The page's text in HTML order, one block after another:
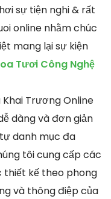
sự tiện nghi & rất
online nhằm chúc
mang lại sự kiện
Tươi Công Nghệ
Trương Online
dàng và đơn giản
danh mục đa
tôi cung cấp các
thiết kế theo phong
và thông điệp của